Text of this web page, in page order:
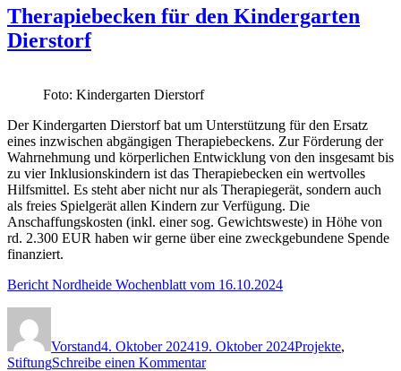
für
Spezialräder
Therapiebecken für den Kindergarten
Dierstorf
Foto: Kindergarten Dierstorf
Der Kindergarten Dierstorf bat um Unterstützung für den Ersatz
eines inzwischen abgängigen Therapiebeckens. Zur Förderung der
Wahrnehmung und körperlichen Entwicklung von den insgesamt bis
zu vier Inklusionskindern ist das Therapiebecken ein wertvolles
Hilfsmittel. Es steht aber nicht nur als Therapiegerät, sondern auch
als freies Spielgerät allen Kindern zur Verfügung. Die
Anschaffungskosten (inkl. einer sog. Gewichtsweste) in Höhe von
rd. 2.300 EUR haben wir gerne über eine zweckgebundene Spende
finanziert.
Bericht Nordheide Wochenblatt vom 16.10.2024
Vorstand4. Oktober 202419. Oktober 2024Projekte,
StiftungSchreibe einen Kommentarzu